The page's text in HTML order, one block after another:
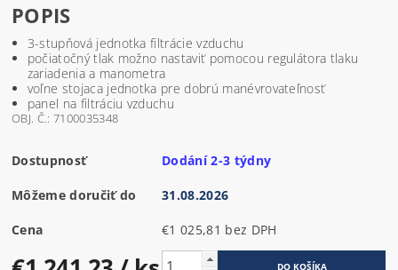
POPIS
3-stupňová jednotka filtrácie vzduchu
počiatočný tlak možno nastaviť pomocou regulátora tlaku
zariadenia a manometra
voľne stojaca jednotka pre dobrú manévrovateľnosť
panel na filtráciu vzduchu
OBJ. Č.: 7100035348
Dostupnosť Dodání 2-3 týdny
Môžeme doručiť do 31.08.2026
Cena €1 025,81 bez DPH